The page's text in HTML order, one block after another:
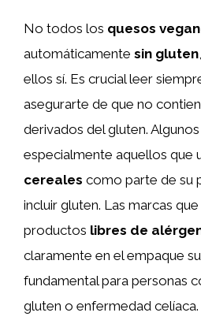
No todos los quesos
automáticamente sin gluten
ellos sí. Es crucial leer
asegurarte de que no
derivados del gluten.
especialmente aquellos que
cereales como parte de su
incluir gluten. Las marcas
productos libres de
claramente en el empaque
fundamental para personas
gluten o enfermedad